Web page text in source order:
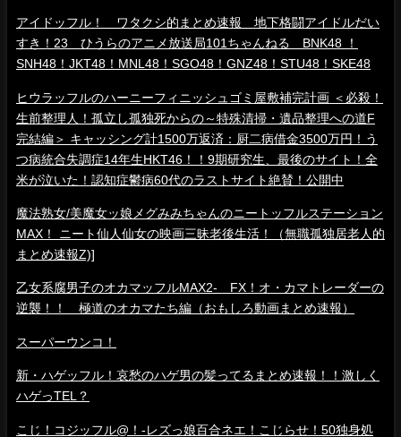
アイドッフル！ ワタクシ的まとめ速報 地下格闘アイドルだい
すき！23 ひうらのアニメ放送局101ちゃんねる BNK48 ！
SNH48！JKT48！MNL48！SGO48！GNZ48！STU48！SKE48
ヒウラッフルのハーニーフィニッシュゴミ屋敷補完計画 ＜必殺！
生前整理人！孤立し孤独死からの～特殊清掃・遺品整理への道F
完結編＞ キャッシング計1500万返済：厨二病借金3500万円！う
つ病統合失調症14年生HKT46！！9期研究生、最後のサイト！全
米が泣いた！認知症鬱病60代のラストサイト絶賛！公開中
魔法熟女/美魔女ッ娘メグみみちゃんのニートッフルステーション
MAX！ ニート仙人仙女の映画三昧老後生活！（無職孤独居老人的
まとめ速報Z)]
乙女系腐男子のオカマッフルMAX2- FX！オ・カマトレーダーの
逆襲！！ 極道のオカマたち編（おもしろ動画まとめ速報）
スーパーウンコ！
新・ハゲッフル！哀愁のハゲ男の髪ってるまとめ速報！！激しく
ハゲっTEL？
こじ！コジッフル@！-レズっ娘百合ネエ！こじらせ！50独身処